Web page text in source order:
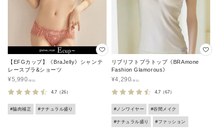
【EFGカップ】《BraJelly》シャンテ
レースブラ&ショーツ
¥5,990
4.7 （26）
#脇肉補正 #ナチュラル盛り
リブリフトブラトップ《BRAmone
Fashion Glamorous》
¥4,290
4.7（67）
#ノンワイヤー #谷間メイク
#ナチュラル盛り #ファッション